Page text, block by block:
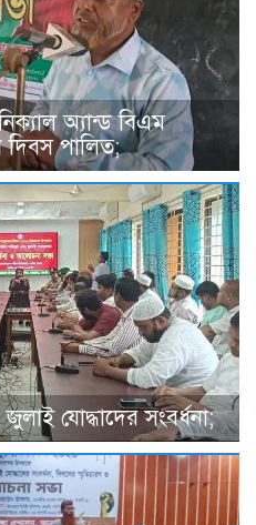
অ্যান্ড বিএম
পালিত;
যোদ্ধাদের সংবর্ধনা;